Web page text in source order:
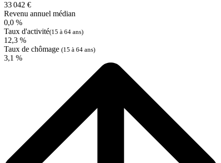
33 042 €
Revenu annuel médian
0,0 %
Taux d'activité(15 à 64 ans)
12,3 %
Taux de chômage (15 à 64 ans)
3,1 %